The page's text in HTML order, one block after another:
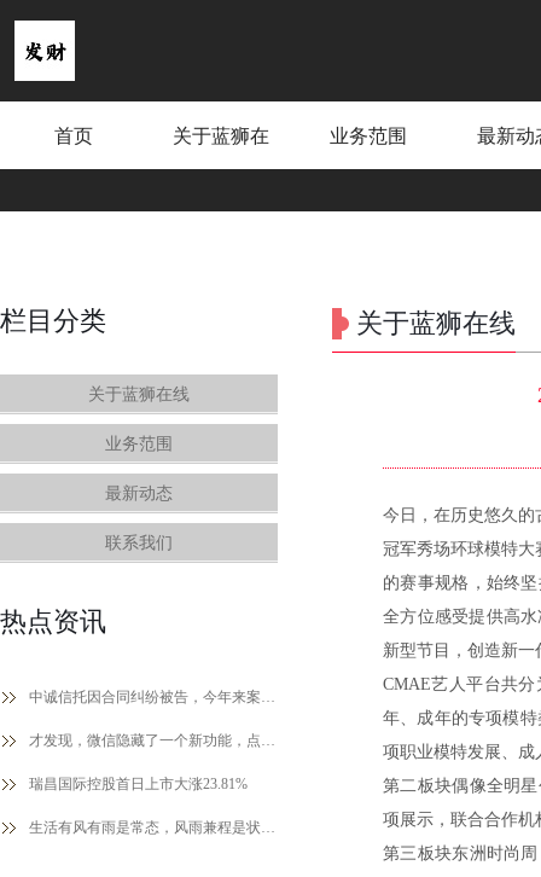
首页 关于蓝狮在 业务范围 最新动
栏目分类
关于蓝狮在线
业务范围
最新动态
联系我们
热点资讯
中诚信托因合同纠纷被告，今年来案件涉及四川、广东等地
才发现，微信隐藏了一个新功能，点一下就能说话，太实用了
瑞昌国际控股首日上市大涨23.81%
生活有风有雨是常态，风雨兼程是状态，风雨无阻是心态
关于蓝狮在线
今日，在历史悠久的
冠军秀场环球模特
的赛事规格，始终
全方位感受提供高
新型节目，创造新
CMAE艺人平台共
年、成年的专项模
项职业模特发展、
第二板块偶像全明
项展示，联合合作
第三板块东洲时尚